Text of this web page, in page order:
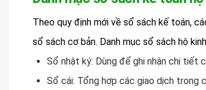
Theo quy định mới về sổ sách kế toán,
sổ sách cơ bản. Danh mục sổ sách hộ
Sổ nhật ký: Dùng để ghi nhận chi tiết
Sổ cái: Tổng hợp các giao dịch trong